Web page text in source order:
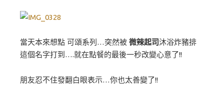
當天本來想點 可頌系列…突然被 微辣起司沐浴炸豬排
這個名字打到….就在點餐的最後一秒改變心意了!!
朋友忍不住發翻白眼表示…你也太善變了!!